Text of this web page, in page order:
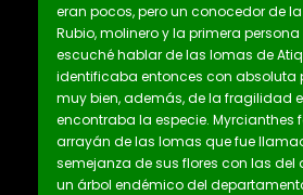
eran pocos, pero un conocedor de
Rubio, molinero y la primera
escuché hablar de las lomas de
identificaba entonces con absoluta
muy bien, además, de la fragilidad
encontraba la especie. Myrcianthes
arrayán de las lomas que fue
semejanza de sus flores con las del
un árbol endémico del